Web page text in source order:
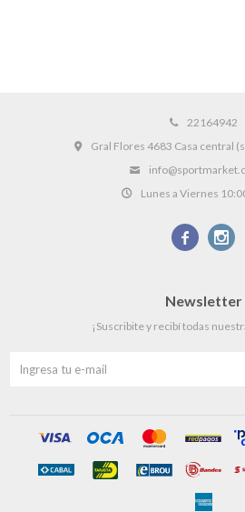
22164942
Gral Flores 4683 Casa central
Lunes a Viernes
 
Newsletter
¡Suscribite y recibí todas